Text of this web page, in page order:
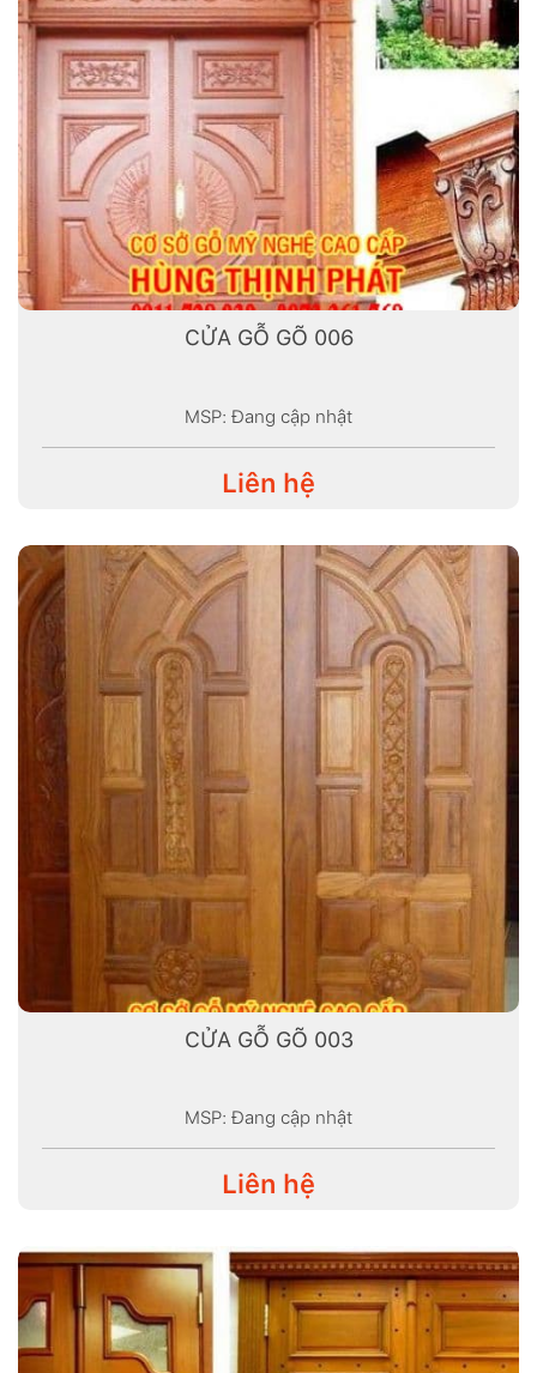
CỬA GỖ GÕ 006
MSP: Đang cập nhật
Liên hệ
CỬA GỖ GÕ 003
MSP: Đang cập nhật
Liên hệ